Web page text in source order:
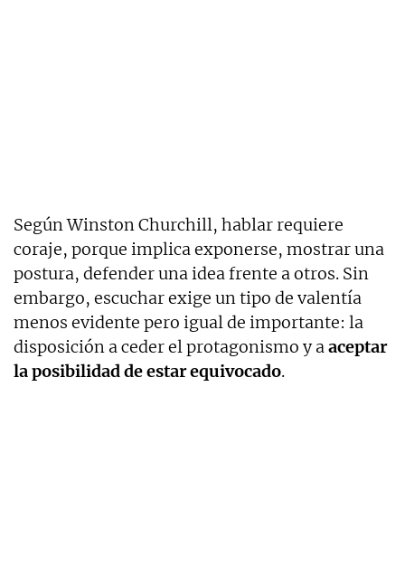
Según Winston Churchill, hablar requiere
coraje, porque implica exponerse, mostrar una
postura, defender una idea frente a otros. Sin
embargo, escuchar exige un tipo de valentía
menos evidente pero igual de importante: la
disposición a ceder el protagonismo y aaceptar
la posibilidad de estar equivocado.